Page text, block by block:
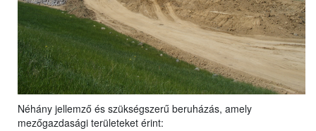
Néhány jellemző és szükségszerű beruházás, amely
mezőgazdasági területeket érint: